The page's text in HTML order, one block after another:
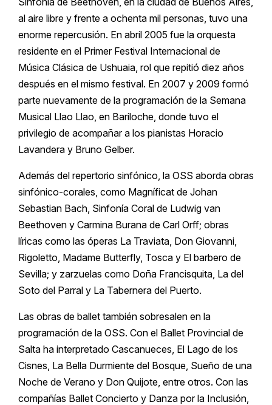
al aire libre y frente a ochenta mil personas, tuvo una
enorme repercusión. En abril 2005 fue la orquesta
residente en el Primer Festival Internacional de
Música Clásica de Ushuaia, rol que repitió diez años
después en el mismo festival. En 2007 y 2009 formó
parte nuevamente de la programación de la Semana
Musical Llao Llao, en Bariloche, donde tuvo el
privilegio de acompañar a los pianistas Horacio
Lavandera y Bruno Gelber.
Además del repertorio sinfónico, la OSS aborda obras
sinfónico-corales, como Magníficat de Johan
Sebastian Bach, Sinfonía Coral de Ludwig van
Beethoven y Carmina Burana de Carl Orff; obras
líricas como las óperas La Traviata, Don Giovanni,
Rigoletto, Madame Butterfly, Tosca y El barbero de
Sevilla; y zarzuelas como Doña Francisquita, La del
Soto del Parral y La Tabernera del Puerto.
Las obras de ballet también sobresalen en la
programación de la OSS. Con el Ballet Provincial de
Salta ha interpretado Cascanueces, El Lago de los
Cisnes, La Bella Durmiente del Bosque, Sueño de una
Noche de Verano y Don Quijote, entre otros. Con las
compañías Ballet Concierto y Danza por la Inclusión,